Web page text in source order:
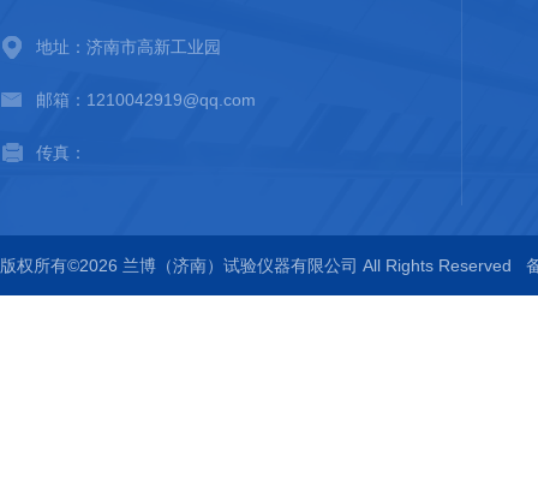
地址：济南市高新工业园
邮箱：1210042919@qq.com
传真：
版权所有©2026 兰博（济南）试验仪器有限公司 All Rights Reserved